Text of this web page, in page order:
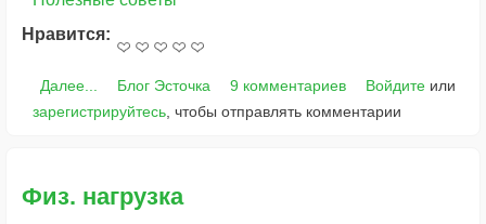
Нравится:
Далее... Блог Эсточка 9 комментариев Войдитеили
зарегистрируйтесь , чтобы отправлять комментарии
Физ. нагрузка